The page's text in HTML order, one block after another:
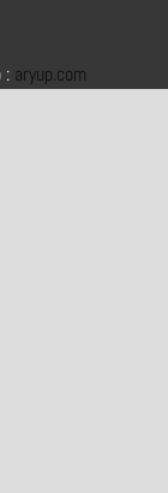
: aryup.com